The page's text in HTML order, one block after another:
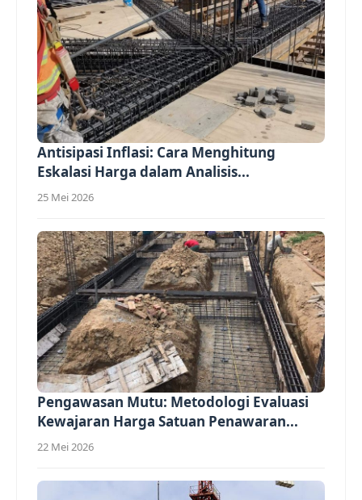
Antisipasi Inflasi: Cara Menghitung
Eskalasi Harga dalam Analisis...
25 Mei 2026
Pengawasan Mutu: Metodologi Evaluasi
Kewajaran Harga Satuan Penawaran...
22 Mei 2026